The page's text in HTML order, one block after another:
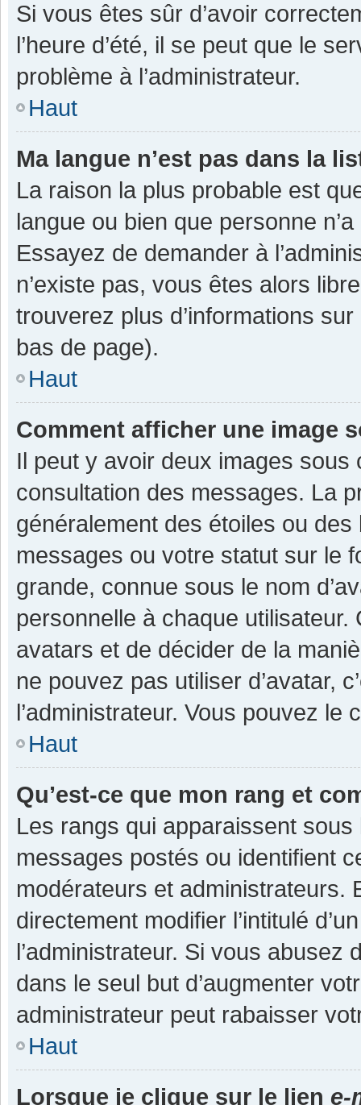
Si vous êtes sûr d’avoir
l’heure d’été, il se peut que le
problème à l’administrateur.
Haut
Ma langue n’est pas dans la
La raison la plus probable est
langue ou bien que personne
Essayez de demander à
n’existe pas, vous êtes alors
trouverez plus d’informations
bas de page).
Haut
Comment afficher une image
Il peut y avoir deux images sous
consultation des messages. La
généralement des étoiles ou
messages ou votre statut sur le
grande, connue sous le nom
personnelle à chaque utilisateur.
avatars et de décider de la
ne pouvez pas utiliser d’avatar,
l’administrateur. Vous pouvez
Haut
Qu’est-ce que mon rang et
Les rangs qui apparaissent
messages postés ou identifient
modérateurs et administrateurs.
directement modifier l’intitulé
l’administrateur. Si vous
dans le seul but d’augmenter
administrateur peut rabaisser
Haut
Lorsque je clique sur le lien e-